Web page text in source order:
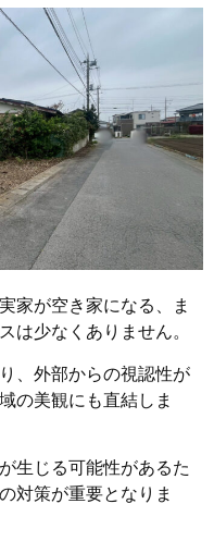
家が空き家になる、ま
は少なくありません。
、外部からの視認性が
の美観にも直結しま
生じる可能性があるた
対策が重要となりま